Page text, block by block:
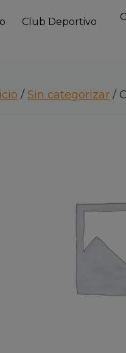
Club Deportivo
/ Sin categorizar /